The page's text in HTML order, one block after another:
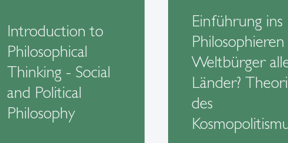
Introduction to
Philosophical
Thinking - Social
and Political
Philosophy
Einführung ins
Weltbürger
Länder?
des